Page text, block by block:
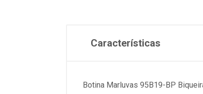
Características
Botina Marluvas 95B19-BP